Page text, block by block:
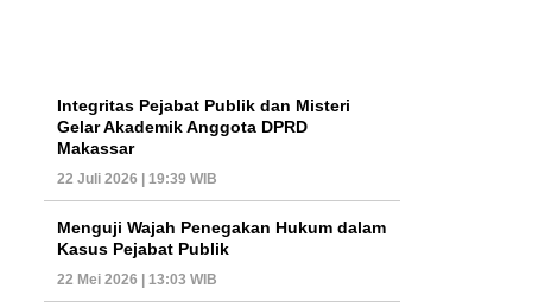
Integritas Pejabat Publik dan Misteri
Gelar Akademik Anggota DPRD
Makassar
22 Juli 2026 | 19:39 WIB
Menguji Wajah Penegakan Hukum dalam
Kasus Pejabat Publik
22 Mei 2026 | 13:03 WIB